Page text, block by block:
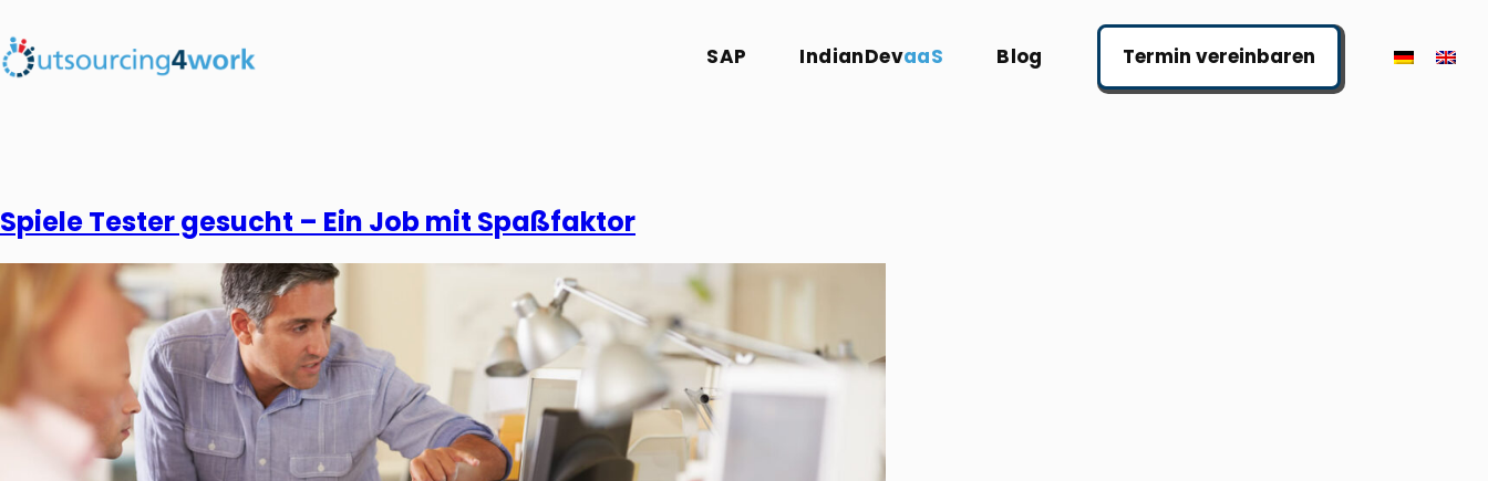
SAP IndianDevaaS Blog Termin vereinbaren
Spiele Tester gesucht – Ein Job mit Spaßfaktor